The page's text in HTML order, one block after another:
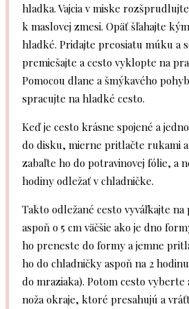
hladka. Vajcia v miske
k maslovej zmesi. Opäť šľahajte
hladké. Pridajte preosiatu múku a
premiešajte a cesto vyklopte na
Pomocou dlane a šmýkavého
spracujte na hladké cesto.
Keď je cesto krásne spojené a
do disku, mierne pritlačte rukami
zabaľte ho do potravinovej fólie, a
hodiny odležať v chladničke.
Takto odležané cesto vyváľkajte na
aspoň o 5 cm väčšie ako je dno
ho preneste do formy a jemne
ho do chladničky aspoň na 2
do mraziaka). Potom cesto
noža okraje, ktoré presahujú a